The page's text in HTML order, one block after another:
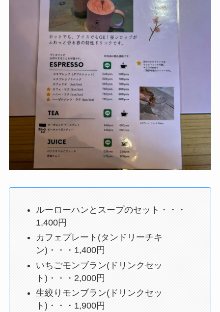
ルーローハンとスープのセット・・・
1,400円
カフェプレート(タンドリーチキ
ン)・・・1,400円
いちごモンブラン(ドリンクセッ
ト)・・・2,000円
生絞りモンブラン(ドリンクセッ
ト)・・・1,900円